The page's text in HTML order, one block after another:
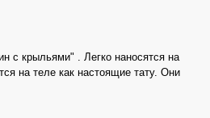
с крыльями" . Легко наносятся на
на теле как настоящие тату. Они